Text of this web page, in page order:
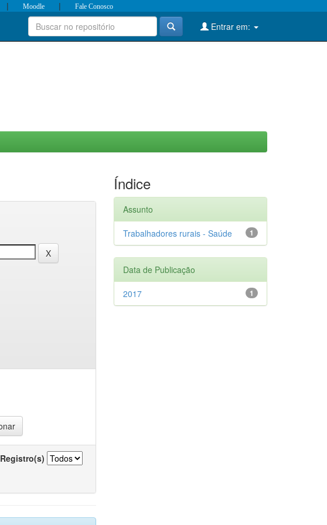
| Moodle | Fale Conosco
Entrar em:
Registro(s)
Índice
Assunto
1
Trabalhadores rurais - Saúde
Data de Publicação
1
2017